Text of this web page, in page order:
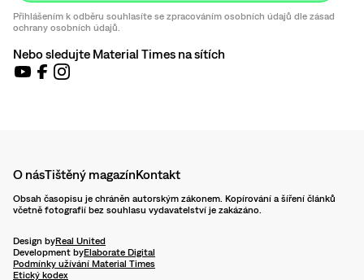
Přihlášením k odběru souhlasíte se zpracováním osobních údajů dle zásad
ochrany osobních údajů.
Nebo sledujte Material Times na sítích
O násTištěný magazínKontakt
Obsah časopisu je chráněn autorským zákonem. Kopírování a šíření článků
včetně fotografií bez souhlasu vydavatelství je zakázáno.
Design byReal United
Development byElaborate Digital
Podmínky užívání Material Times
Etický kodex